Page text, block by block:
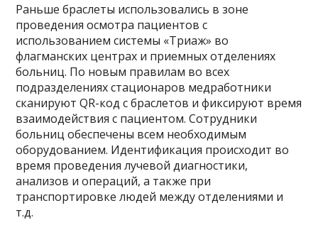
Раньше браслеты использовались в зоне
проведения осмотра пациентов с
использованием системы «Триаж» во
флагманских центрах и приемных отделениях
больниц. По новым правилам во всех
подразделениях стационаров медработники
сканируют QR-код с браслетов и фиксируют время
взаимодействия с пациентом. Сотрудники
больниц обеспечены всем необходимым
оборудованием. Идентификация происходит во
время проведения лучевой диагностики,
анализов и операций, а также при
транспортировке людей между отделениями и
т.д.